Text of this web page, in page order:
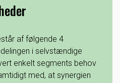
af følgende 4
i selvstændige
enkelt segments behov
med, at synergien